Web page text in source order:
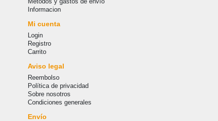
Informacion
Mi cuenta
Login
Registro
Carrito
Aviso legal
Reembolso
Política de privacidad
Sobre nosotros
Condiciones generales
Envío